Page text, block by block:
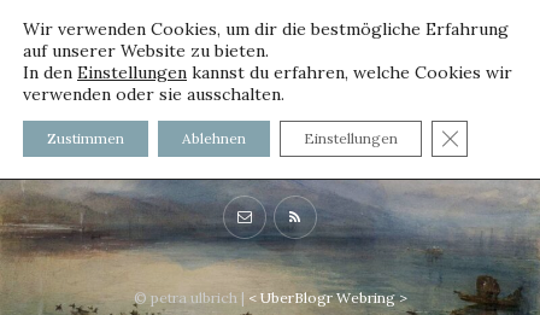
voller worte - mit und ohne
Innenfutter
© petra ulbrich | < UberBlogr Webring >
Wir verwenden Cookies, um dir die bestmögliche Erfahrung
auf unserer Website zu bieten.
In den Einstellungen kannst du erfahren, welche Cookies wir
verwenden oder sie ausschalten.
Zustimmen Ablehnen Einstellungen GDPR